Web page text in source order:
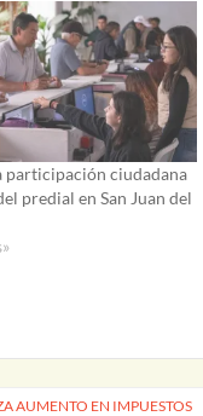
participación ciudadana
predial en San Juan del
AUMENTO EN IMPUESTOS